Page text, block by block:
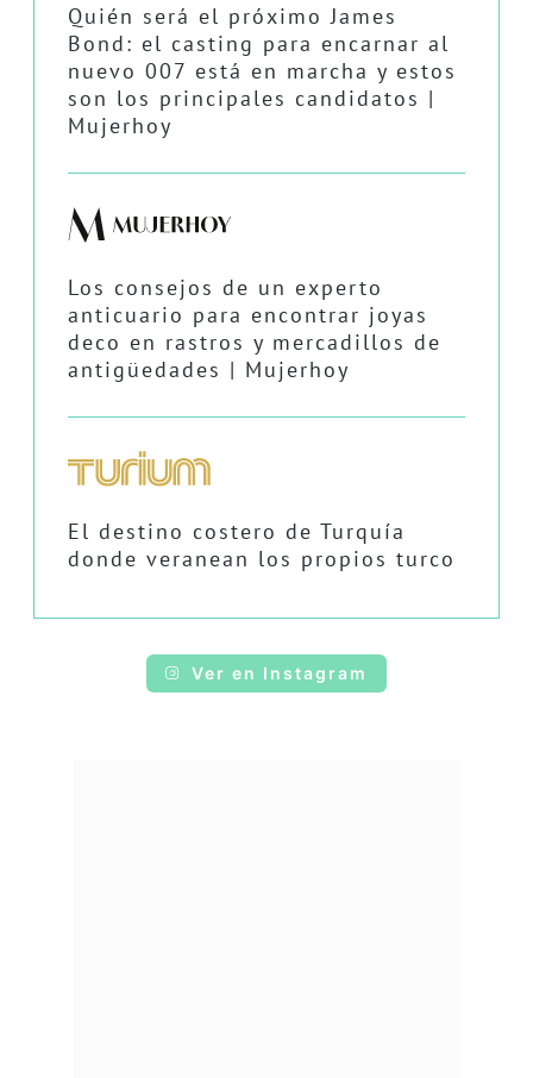
Quién será el próximo James
Bond: el casting para encarnar al
nuevo 007 está en marcha y estos
son los principales candidatos |
Mujerhoy
Los consejos de un experto
anticuario para encontrar joyas
deco en rastros y mercadillos de
antigüedades | Mujerhoy
El destino costero de Turquía
donde veranean los propios turco
Ver en Instagram